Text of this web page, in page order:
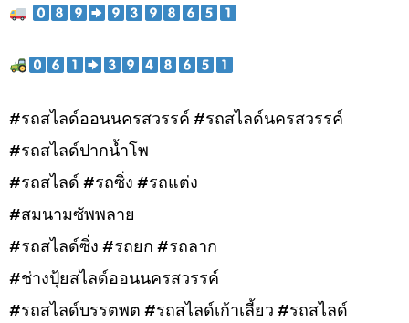
#รถสไลด์ออนนครสวรรค์ #รถสไลด์นครสวรรค์
#รถสไลด์ปากน้ำโพ
#รถสไลด์ #รถซิ่ง #รถแต่ง
#สมนามซัพพลาย
#รถสไลด์ซิ่ง #รถยก #รถลาก
#ช่างปุ้ยสไลด์ออนนครสวรรค์
#รถสไลด์บรรตพต #รถสไลด์เก้าเลี้ยว #รถสไลด์